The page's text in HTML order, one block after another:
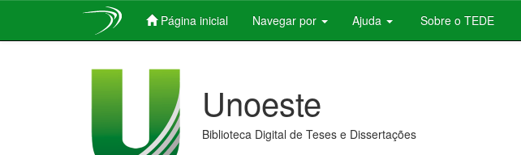
Página inicial Navegar por Ajuda Sobre o TEDE
Unoeste
Biblioteca Digital de Teses e Dissertações